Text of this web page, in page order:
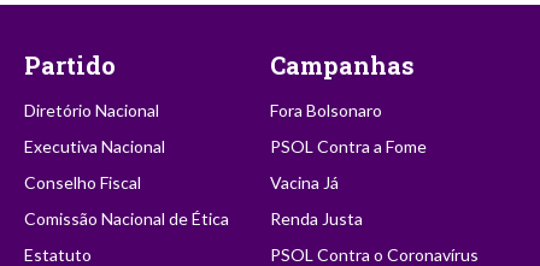
Partido
Diretório Nacional
Executiva Nacional
Conselho Fiscal
Comissão Nacional de Ética
Estatuto
Campanhas
Fora Bolsonaro
PSOL Contra a Fome
Vacina Já
Renda Justa
PSOL Contra o Coronavírus